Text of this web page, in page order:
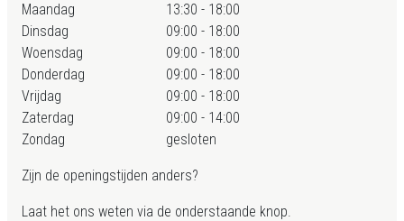
Maandag
13:30 - 18:00
Dinsdag
09:00 - 18:00
Woensdag
09:00 - 18:00
Donderdag
09:00 - 18:00
Vrijdag
09:00 - 18:00
Zaterdag
09:00 - 14:00
Zondag
gesloten
Zijn de openingstijden anders?
Laat het ons weten via de onderstaande knop.